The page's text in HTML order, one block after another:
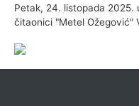
Petak, 24. listopada 2025.
čitaonici "Metel Ožegović"